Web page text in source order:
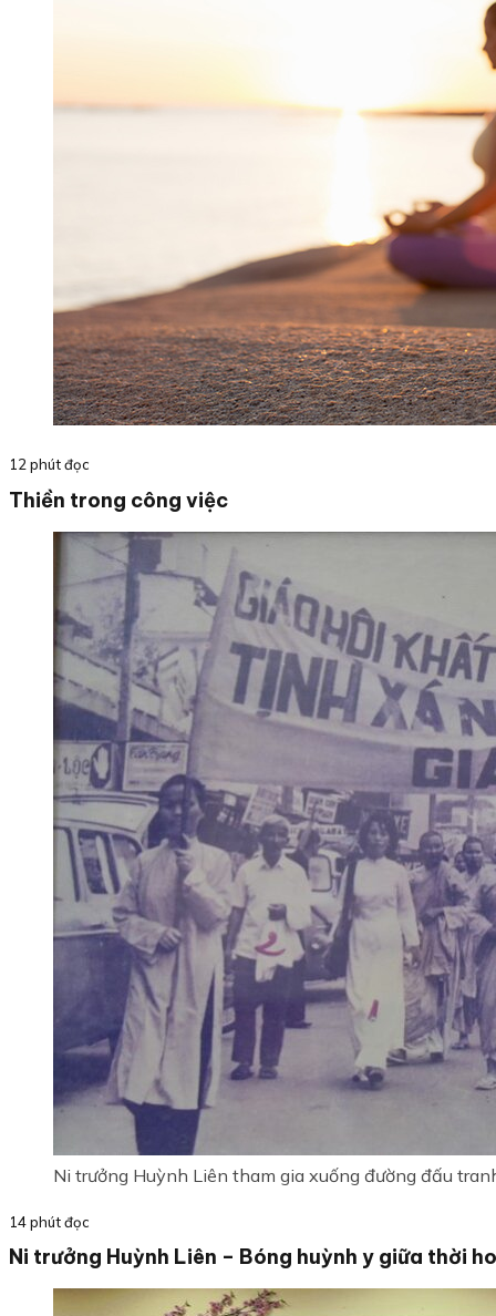
12 phút đọc
Thiền trong công việc
Ni trưởng Huỳnh Liên tham gia xuống đường đấu
14 phút đọc
Ni trưởng Huỳnh Liên – Bóng huỳnh y giữa thời